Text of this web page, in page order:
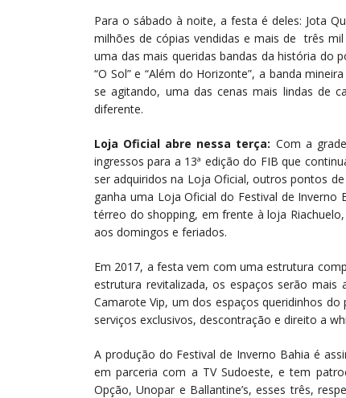
Para o sábado à noite, a festa é deles: Jota
milhões de cópias vendidas e mais de três
uma das mais queridas bandas da história do
“O Sol” e “Além do Horizonte”, a banda
se agitando, uma das cenas mais lindas de
diferente.
Loja Oficial abre nessa terça: Com a
ingressos para a 13ª edição do FIB que
ser adquiridos na Loja Oficial, outros pontos
ganha uma Loja Oficial do Festival de Inverno
térreo do shopping, em frente à loja
aos domingos e feriados.
Em 2017, a festa vem com uma estrutura
estrutura revitalizada, os espaços serão
Camarote Vip, um dos espaços queridinhos
serviços exclusivos, descontração e direito a
A produção do Festival de Inverno Bahia é
em parceria com a TV Sudoeste, e tem
Opção, Unopar e Ballantine’s, esses três,